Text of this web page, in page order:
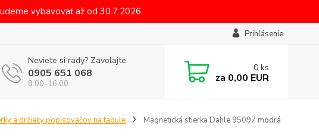
vybavovať až od 30.7.2026.
Prihlásenie
Neviete si rady? Zavolajte.
0905 651 068
8.00-16.00
0 ks
za 0,00 EUR
a držiaky popisovačov na tabule Magnetická stierka Dahle 95097 modrá